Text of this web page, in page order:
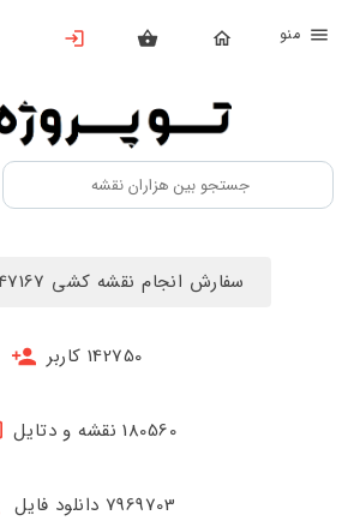
بستن
محصولات
تهیه
اشتراک
سفارش انجام نقشه کشی 09170547167
142750 کاربر
180560 نقشه و دتایل
7969703 دانلود فایل